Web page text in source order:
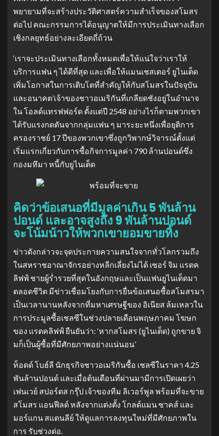
พยายามที่จะสร้างประวัติศาสตร์ความสำเร็จของสโมสร
ต่อไป คณะกรรมการได้อนุญาตให้มีการประเมินทางเลือก
เชิงกลยุทธ์อย่างละเอียดถี่ถ้วน
‘เราจะประเมินทางเลือกทั้งหมดเพื่อให้แน่ใจว่าเราให้
บริการแฟน ๆ ได้ดีที่สุด และเพื่อให้แมนเชสเตอร์ ยูไนเต็ด
เพิ่มโอกาสในการเติบโตที่สำคัญให้กับสโมสรในปัจจุบัน
และอนาคต’เจ้าของชาวอเมริกันที่เกลียดชังอยู่ในอำนาจ
ใน โอลด์แทรฟฟอร์ด ตั้งแต่ปี 2548 อย่างไรก็ตามพวกเขา
ได้รับแรงกดดันจากกลุ่มแฟน ๆ มาระยะหนึ่งเพื่อยุติการ
ครองราชย์ 17 ปีของพวกเขาซึ่งถูกวิพากษ์วิจารณ์ตั้งแต่
เริ่มแรกเกี่ยวกับการซื้อกิจการมูลค่า 790 ล้านปอนด์ซึ่ง
กองมหึมา หนี้กับยูไนเต็ด
คิดว่าข้อเสนอที่มีมูลค่าเกิน 5 พันล้าน
ปอนด์ และอาจสูงถึง 9 พันล้านปอนด์
จะโน้มน้าวให้พวกเขายอมขายทิ้ง
ข่าวดังกล่าวจะจุดประกายความสนใจจากทั่วโลกรวมถึง
ในสหราชอาณาจักรอย่างหลีกเลี่ยงไม่ได้ เซอร์ จิม แรตค
ลิฟฟ์ ชายผู้ร่ำรวยที่สุดในอังกฤษและเป็นแฟนยูไนเต็ดมา
ตลอดชีวิต มีข่าวเชื่อมโยงกับการยื่นข้อเสนอซื้อสโมสรมา
เป็นเวลานานหลังจากที่มหาเศรษฐีของ อิเนียส ล้มเหลวใน
การประมูลซื้อเชลซีในช่วงปลายเดือนพฤษภาคม โฆษก
ของ แรตคลิฟฟ์ ยืนยันว่า: ‘หากสโมสร (ยูไนเต็ด) ถูกขาย จิ
มก็เป็นผู้ซื้อที่มีศักยภาพอย่างแน่นอน’
ท็อดด์ โบฮ์ลี นักธุรกิจชาวอเมริกันซื้อ เชลซีในราคา 4.25
พันล้านปอนด์ และเมื่อต้นเดือนที่ผ่านมามีการเปิดเผยว่า
เฟนเวย์ สปอร์ตส กรุ๊ป เจ้าของทีม ลิเวอร์พูล พร้อมที่จะขาย
สโมสร แอนฟีลด์ หลังจากแต่งตั้ง โกลด์แมน ซาคส์ และ
มอร์แกน สแตนลีย์ ให้ดูแลการลงทุนใหม่ที่มีศักยภาพใน
การ รับช่วงต่อ.